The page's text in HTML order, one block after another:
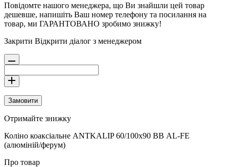
Повідомте нашого менеджера, що Ви знайшли цей товар
дешевше, напишіть Ваш номер телефону та посилання на
товар, ми ГАРАНТОВАНО зробимо знижку!
Закрити Відкрити діалог з менеджером
Замовити
Отримайте знижку
Коліно коаксіальне ANTKALIP 60/100х90 ВВ AL-FE
(алюміній/ферум)
Про товар